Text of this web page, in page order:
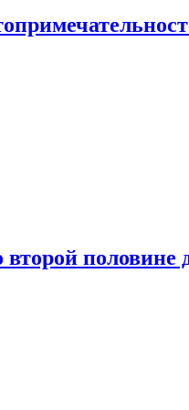
второй